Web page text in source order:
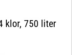
klor, 750 liter